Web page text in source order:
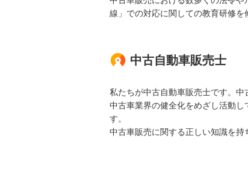
線」での対応に関しての教育研修を
中古自動車販売士
私たちが中古自動車販売士です。中
中古車業界の健全化をめざし活動
す。
中古車販売に関する正しい知識を持